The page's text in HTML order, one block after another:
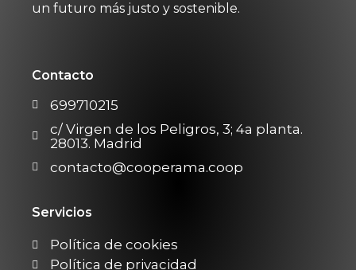
un futuro más justo y sostenible.
Contacto
699710215
c/ Virgen de los Peligros, 3; 4a planta.
28013. Madrid
contacto@cooperama.coop
Servicios
Política de cookies
Política de privacidad